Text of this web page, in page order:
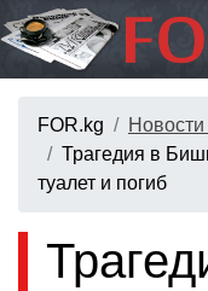
FOR.kg
Трагедия в
туалет и погиб